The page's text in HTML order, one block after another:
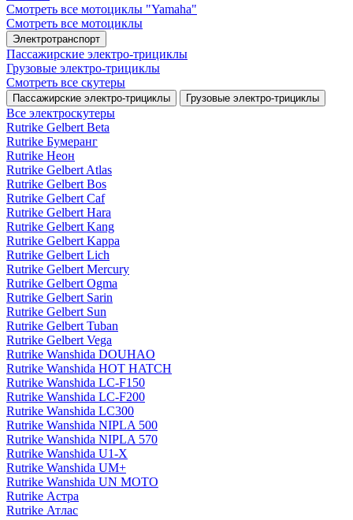
Смотреть все мотоциклы "Yamaha"
Смотреть все мотоциклы
Электротранспорт
Пассажирские электро‑трициклы
Грузовые электро‑трициклы
Смотреть все скутеры
Пассажирские электро‑трициклы Грузовые электро‑трициклы
Все электро­скутеры
Rutrike Gelbert Beta
Rutrike Бумеранг
Rutrike Неон
Rutrike Gelbert Atlas
Rutrike Gelbert Bos
Rutrike Gelbert Caf
Rutrike Gelbert Hara
Rutrike Gelbert Kang
Rutrike Gelbert Kappa
Rutrike Gelbert Lich
Rutrike Gelbert Mercury
Rutrike Gelbert Ogma
Rutrike Gelbert Sarin
Rutrike Gelbert Sun
Rutrike Gelbert Tuban
Rutrike Gelbert Vega
Rutrike Wanshida DOUHAO
Rutrike Wanshida HOT HATCH
Rutrike Wanshida LC-F150
Rutrike Wanshida LC-F200
Rutrike Wanshida LC300
Rutrike Wanshida NIPLA 500
Rutrike Wanshida NIPLA 570
Rutrike Wanshida U1-X
Rutrike Wanshida UM+
Rutrike Wanshida UN MOTO
Rutrike Астра
Rutrike Атлас